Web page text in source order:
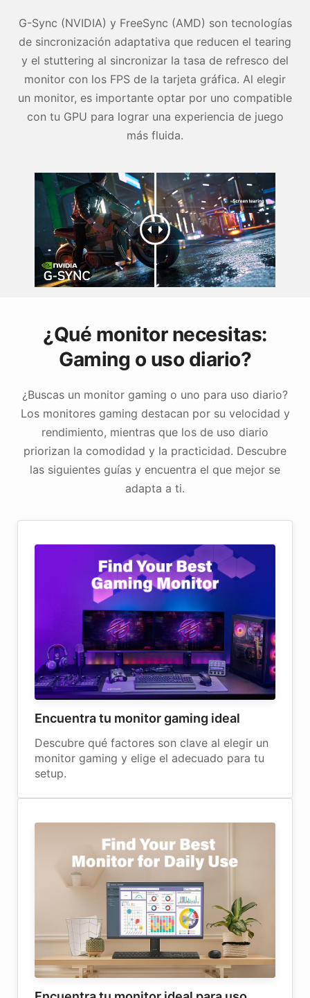
G-Sync (NVIDIA) y FreeSync (AMD) son tecnologías
de sincronización adaptativa que reducen el tearing
y el stuttering al sincronizar la tasa de refresco del
monitor con los FPS de la tarjeta gráfica. Al elegir
un monitor, es importante optar por uno compatible
con tu GPU para lograr una experiencia de juego
más fluida.
¿Qué monitor necesitas:
Gaming o uso diario?
¿Buscas un monitor gaming o uno para uso diario?
Los monitores gaming destacan por su velocidad y
rendimiento, mientras que los de uso diario
priorizan la comodidad y la practicidad. Descubre
las siguientes guías y encuentra el que mejor se
adapta a ti.
Encuentra tu monitor gaming ideal
Descubre qué factores son clave al elegir un
monitor gaming y elige el adecuado para tu
setup.